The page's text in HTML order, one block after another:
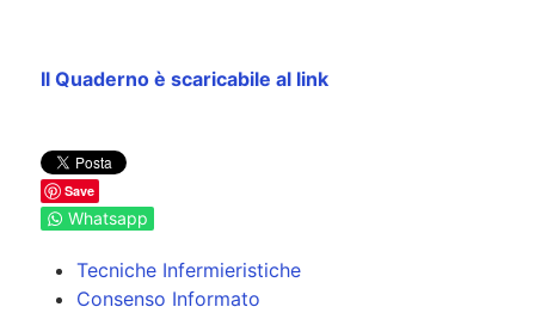
Il Quaderno è scaricabile al link
Save
Whatsapp
Tecniche Infermieristiche
Consenso Informato